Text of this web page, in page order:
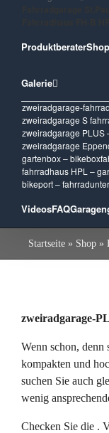
ProduktberaterShop
Galerie
zweiradgarage-
zweiradgarage S
zweiradgarage PLUS
zweiradgarage
gartenbox – bikebox
fahrradhaus HPL –
bikeport –
VideosFAQ
Startseite » Shop »
zweiradgarage-
Wenn schon,
kompakten und
suchen Sie auch
wenig
Checken Sie die .